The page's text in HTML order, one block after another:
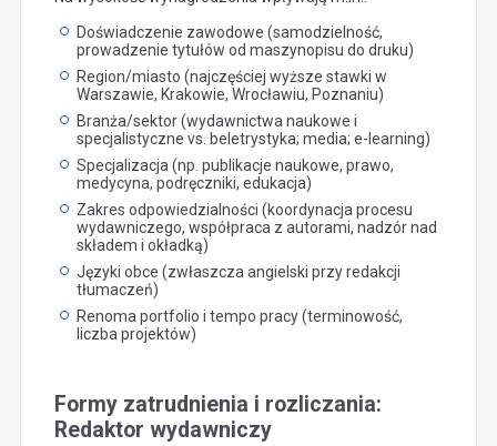
Doświadczenie zawodowe (samodzielność,
prowadzenie tytułów od maszynopisu do druku)
Region/miasto (najczęściej wyższe stawki w
Warszawie, Krakowie, Wrocławiu, Poznaniu)
Branża/sektor (wydawnictwa naukowe i
specjalistyczne vs. beletrystyka; media; e-learning)
Specjalizacja (np. publikacje naukowe, prawo,
medycyna, podręczniki, edukacja)
Zakres odpowiedzialności (koordynacja procesu
wydawniczego, współpraca z autorami, nadzór nad
składem i okładką)
Języki obce (zwłaszcza angielski przy redakcji
tłumaczeń)
Renoma portfolio i tempo pracy (terminowość,
liczba projektów)
Formy zatrudnienia i rozliczania:
Redaktor wydawniczy